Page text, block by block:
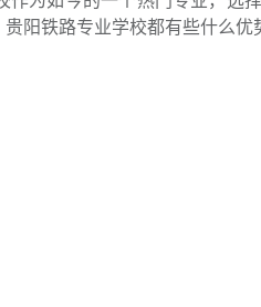
阳铁路专业学校都有些什么优